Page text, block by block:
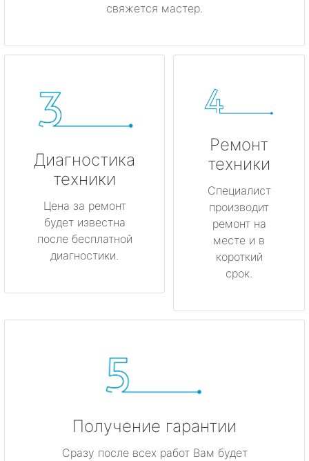
свяжется мастер.
Диагностика
техники
Цена за ремонт
будет известна
после бесплатной
диагностики.
Ремонт
техники
Специалист
производит
ремонт на
месте и в
короткий
срок.
Получение гарантии
Сразу после всех работ Вам будет